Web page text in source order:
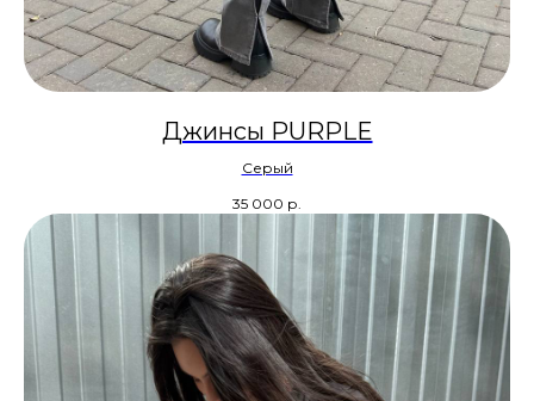
Джинсы PURPLE
Серый
35 000 р.